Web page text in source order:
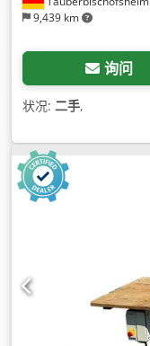
9,439 km
询问
状况: 二手,